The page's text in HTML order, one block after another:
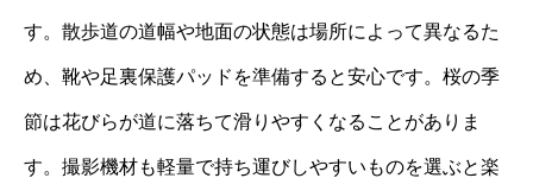
す。散歩道の道幅や地面の状態は場所によって異なるた
め、靴や足裏保護パッドを準備すると安心です。桜の季
節は花びらが道に落ちて滑りやすくなることがありま
す。撮影機材も軽量で持ち運びしやすいものを選ぶと楽